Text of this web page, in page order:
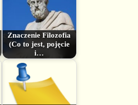
Znaczenie Filozofia
(Co to jest, pojęcie
i…